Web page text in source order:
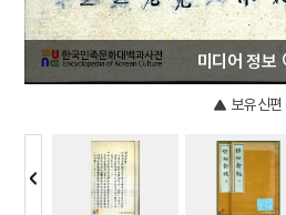
미디어 정보
보유신편